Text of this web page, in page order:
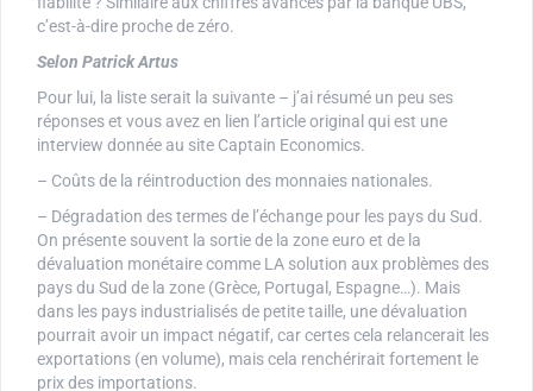
c’est-à-dire proche de zéro.
Selon Patrick Artus
Pour lui, la liste serait la suivante – j’ai résumé un peu ses
réponses et vous avez en lien l’article original qui est une
interview donnée au site Captain Economics.
– Coûts de la réintroduction des monnaies nationales.
– Dégradation des termes de l’échange pour les pays du Sud.
On présente souvent la sortie de la zone euro et de la
dévaluation monétaire comme LA solution aux problèmes des
pays du Sud de la zone (Grèce, Portugal, Espagne…). Mais
dans les pays industrialisés de petite taille, une dévaluation
pourrait avoir un impact négatif, car certes cela relancerait les
exportations (en volume), mais cela renchérirait fortement le
prix des importations.